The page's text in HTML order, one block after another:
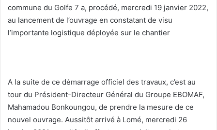
commune du Golfe 7 a, procédé, mercredi 19 janvier 2022,
au lancement de l’ouvrage en constatant de visu
l’importante logistique déployée sur le chantier
A la suite de ce démarrage officiel des travaux, c’est au
tour du Président-Directeur Général du Groupe EBOMAF,
Mahamadou Bonkoungou, de prendre la mesure de ce
nouvel ouvrage. Aussitôt arrivé à Lomé, mercredi 26